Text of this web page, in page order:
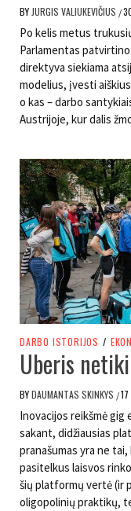
BY JURGIS VALIUKEVIČIUS /
Po kelis metus
Parlamentas
direktyva siekiama
modelius, įvesti
o kas – darbo
Austrijoje, kur dalis
DARBO ISTORIJOS /
Uberis
BYDAUMANTAS SKINKYS /
Inovacijos reikšmė gig
sakant, didžiausias
pranašumas yra ne
pasitelkus laisvos
šių platformų vertė (ir
oligopolinių praktikų,